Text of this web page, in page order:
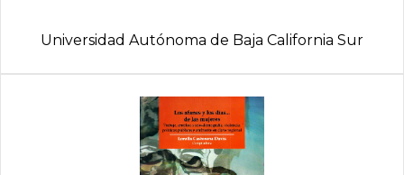
Universidad Autónoma de Baja California Sur